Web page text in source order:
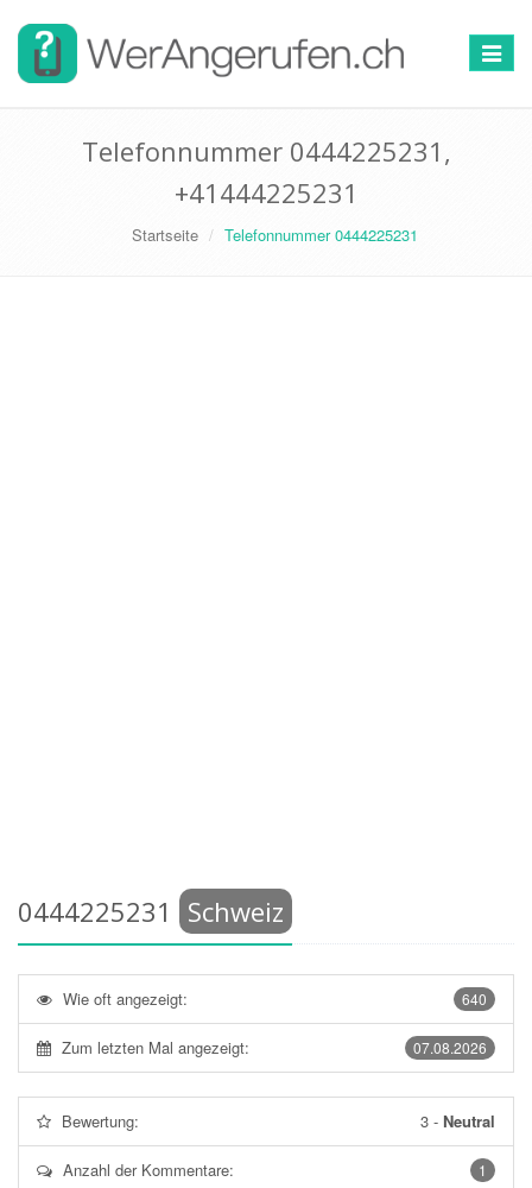
Toggle
Telefonnummer 0444225231,
+41444225231
Startseite Telefonnummer 0444225231
0444225231 Schweiz
640
Wie oft angezeigt:
07.08.2026
Zum letzten Mal angezeigt:
Bewertung: 3 - Neutral
1
Anzahl der Kommentare: